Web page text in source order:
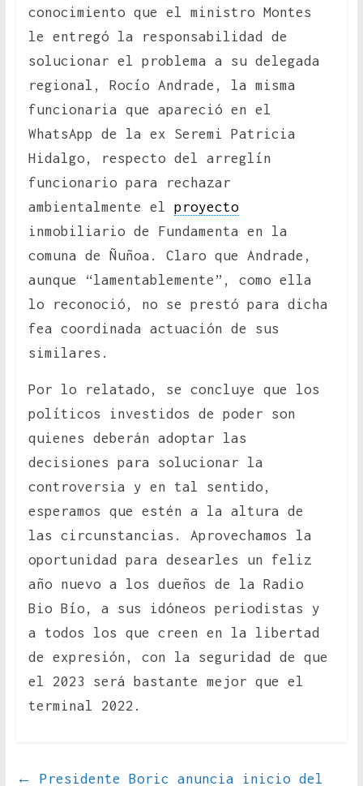
conocimiento que el ministro Montes
le entregó la responsabilidad de
solucionar el problema a su delegada
regional, Rocío Andrade, la misma
funcionaria que apareció en el
WhatsApp de la ex Seremi Patricia
Hidalgo, respecto del arreglín
funcionario para rechazar
ambientalmente el proyecto
inmobiliario de Fundamenta en la
comuna de Ñuñoa. Claro que Andrade,
aunque “lamentablemente”, como ella
lo reconoció, no se prestó para dicha
fea coordinada actuación de sus
similares.
Por lo relatado, se concluye que los
políticos investidos de poder son
quienes deberán adoptar las
decisiones para solucionar la
controversia y en tal sentido,
esperamos que estén a la altura de
las circunstancias. Aprovechamos la
oportunidad para desearles un feliz
año nuevo a los dueños de la Radio
Bio Bío, a sus idóneos periodistas y
a todos los que creen en la libertad
de expresión, con la seguridad de que
el 2023 será bastante mejor que el
terminal 2022.
← Presidente Boric anuncia inicio del